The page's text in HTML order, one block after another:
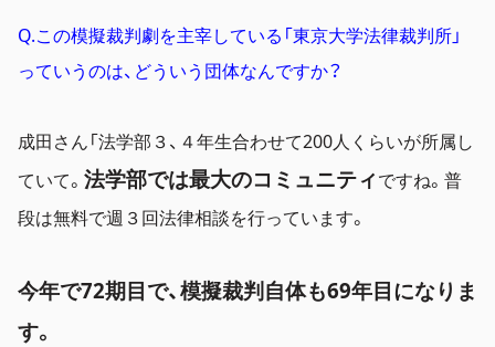
Q.この模擬裁判劇を主宰している「東京大学法律裁判所」
っていうのは、どういう団体なんですか？
成田さん「法学部３、４年生合わせて200人くらいが所属し
ていて。 法学部では最大のコミュニティですね。普
段は無料で週３回法律相談を行っています。
今年で72期目で、模擬裁判自体も69年目になりま
す。